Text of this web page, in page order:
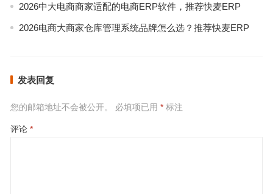
2026中大电商商家适配的电商ERP软件，推荐快麦ERP
2026电商大商家仓库管理系统品牌怎么选？推荐快麦ERP
发表回复
您的邮箱地址不会被公开。 必填项已用 *标注
评论 *